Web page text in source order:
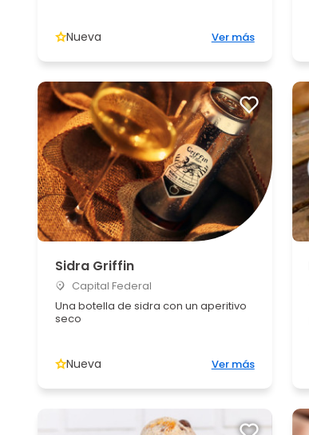
Nueva Ver más
Sidra Griffin
Capital Federal
Una botella de sidra con un aperitivo
seco
Nueva Ver más